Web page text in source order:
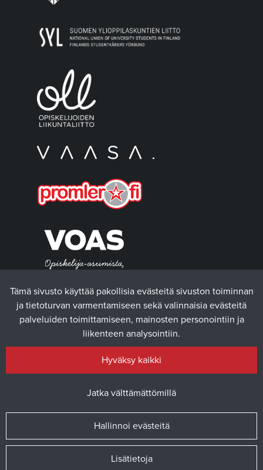
Tämä sivusto käyttää pakollisia evästeitä sivuston toiminnan
ja tietoturvan varmentamiseen sekä valinnaisia evästeitä
palveluiden toimittamiseen, mainosten personointiin ja
liikenteen analysointiin.
Hyväksy kaikki
Jatka välttämättömillä
Hallinnoi evästeitä
Lisätietoja
© 2025 Vaasan yliopiston ylioppilaskunta / VerkkosivustoatFlow